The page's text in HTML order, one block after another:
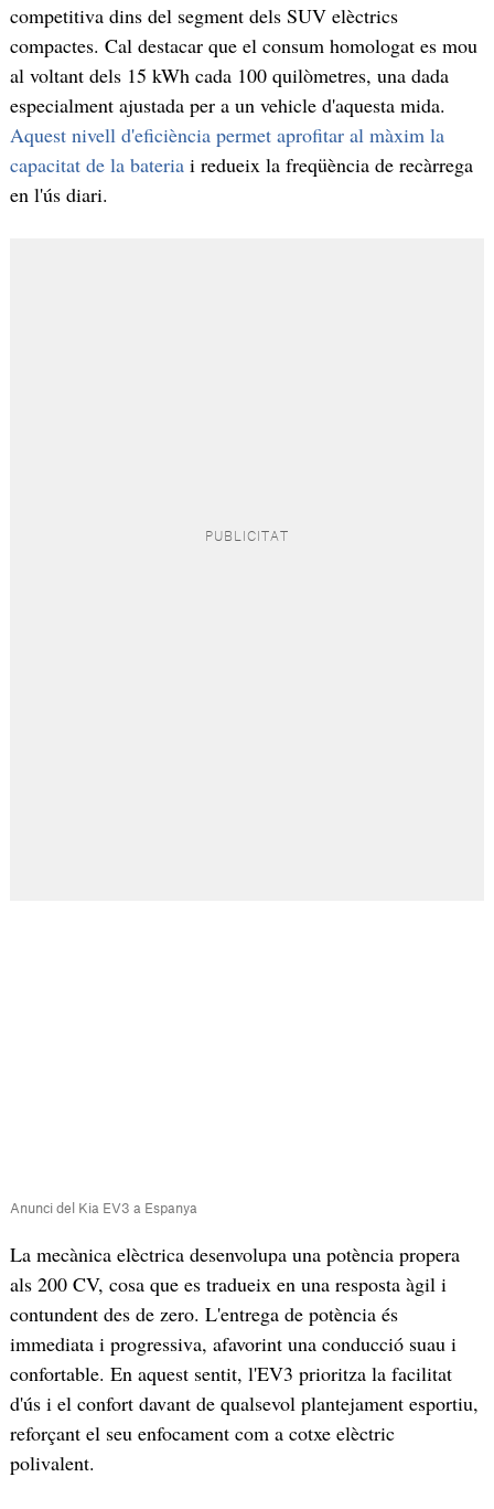
competitiva dins del segment dels SUV elèctrics
compactes. Cal destacar que el consum homologat es mou
al voltant dels 15 kWh cada 100 quilòmetres, una dada
especialment ajustada per a un vehicle d'aquesta mida.
Aquestnivell d'eficiència permet aprofitar al màxim la
capacitat de la bateriai redueix la freqüència de recàrrega
en l'ús diari.
Anunci del Kia EV3 a Espanya
La mecànica elèctrica desenvolupa una potència propera
als 200 CV, cosa que es tradueix en una resposta àgil i
contundent des de zero. L'entrega de potència és
immediata i progressiva, afavorint una conducció suau i
confortable. En aquest sentit, l'EV3 prioritza la facilitat
d'ús i el confort davant de qualsevol plantejament esportiu,
reforçant el seu enfocament com a cotxe elèctric
polivalent.